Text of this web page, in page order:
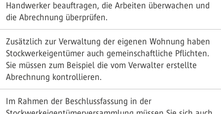
Handwerker beauftragen, die Arbeiten überwachen und
die Abrechnung überprüfen.
Zusätzlich zur Verwaltung der eigenen Wohnung haben
Stockwerkeigentümer auch gemeinschaftliche Pflichten.
Sie müssen zum Beispiel die vom Verwalter erstellte
Abrechnung kontrollieren.
Im Rahmen der Beschlussfassung in der